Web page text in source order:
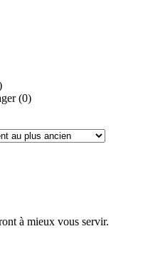
(0)
à mieux vous servir.